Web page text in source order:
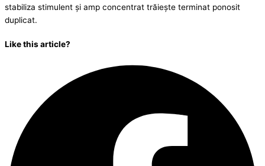
stabiliza stimulent și amp concentrat trăiește terminat ponosit
duplicat.
Like this article?